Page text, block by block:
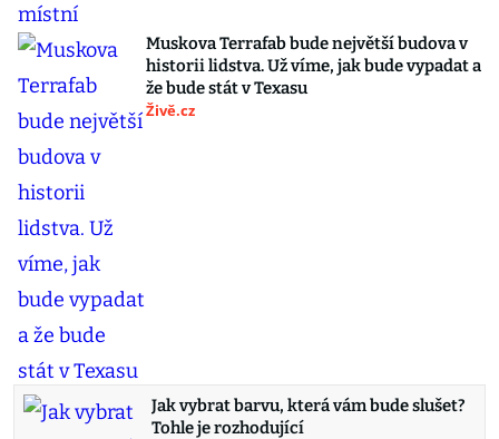
Muskova Terrafab bude největší budova v
historii lidstva. Už víme, jak bude vypadat a
že bude stát v Texasu
Živě.cz
Jak vybrat barvu, která vám bude slušet?
Tohle je rozhodující